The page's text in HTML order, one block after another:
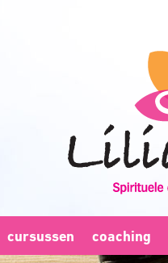
cursussen coaching